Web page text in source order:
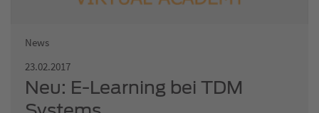
News
23.02.2017
Neu: E-Learning bei TDM